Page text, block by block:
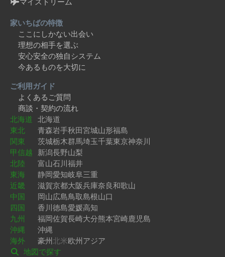
家いちばの特徴
ここにしかない出会い
理想の相手を選ぶ
安心安全の独自システム
今あるものを大切に
ご利用ガイド
よくあるご質問
商談・契約の流れ
北海道 北海道
東北
青森岩手秋田宮城山形福島
関東
茨城栃木群馬埼玉千葉東京神奈川
甲信越 新潟長野山梨
北陸
富山石川福井
東海
静岡愛知岐阜三重
近畿
滋賀京都大阪兵庫奈良和歌山
中国
岡山広島鳥取島根山口
四国
香川徳島愛媛高知
九州
福岡佐賀長崎大分熊本宮崎鹿児島
沖縄
沖縄
海外
豪州北米欧州アジア
地図で探す